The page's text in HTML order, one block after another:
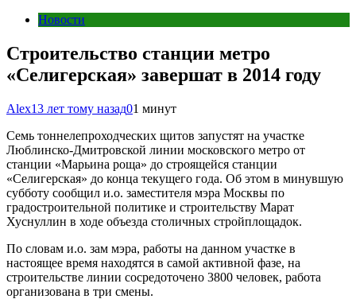
Новости
Строительство станции метро
«Селигерская» завершат в 2014 году
Alex13 лет тому назад01 минут
Семь тоннелепроходческих щитов запустят на участке
Люблинско-Дмитровской линии московского метро от
станции «Марьина роща» до строящейся станции
«Селигерская» до конца текущего года. Об этом в минувшую
субботу сообщил и.о. заместителя мэра Москвы по
градостроительной политике и строительству Марат
Хуснуллин в ходе объезда столичных стройплощадок.
По словам и.о. зам мэра, работы на данном участке в
настоящее время находятся в самой активной фазе, на
строительстве линии сосредоточено 3800 человек, работа
организована в три смены.